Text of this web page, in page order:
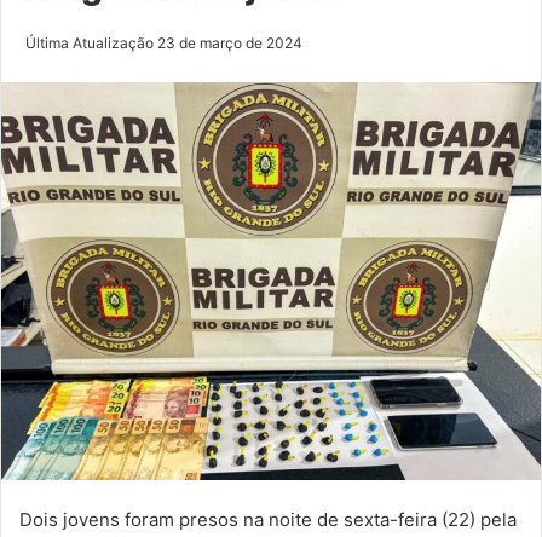
Última Atualização 23 de março de 2024
Dois jovens foram presos na noite de sexta-feira (22) pela